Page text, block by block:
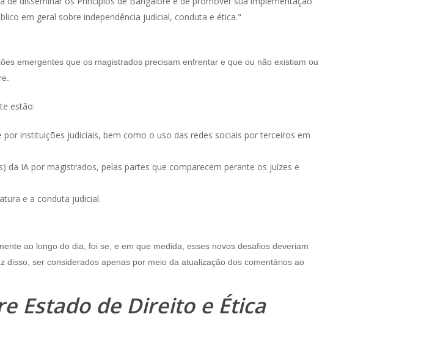
em geral sobre independência judicial, conduta e ética."
emergentes que os magistrados precisam enfrentar e que ou não existiam ou
estão:
instituições judiciais, bem como o uso das redes sociais por terceiros em
da IA por magistrados, pelas partes que comparecem perante os juízes e
e a conduta judicial.​​​​​​​​​
ao longo do dia, foi se, e em que medida, esses novos desafios deveriam
ser considerados apenas por meio da atualização dos comentários ao
Estado de Direito e Ética